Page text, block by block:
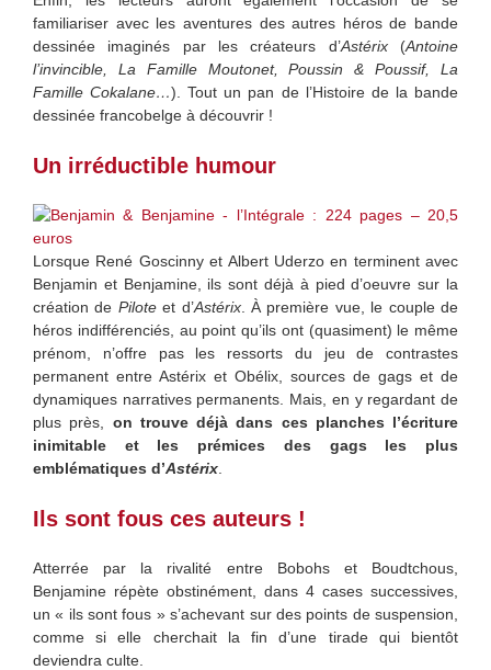
familiariser avec les aventures des autres héros de bande
dessinée imaginés par les créateurs d’Astérix(Antoine
l’invincible, La Famille Moutonet, Poussin & Poussif, La
Famille Cokalane…). Tout un pan de l’Histoire de la bande
dessinée francobelge à découvrir !
Un irréductible humour
Lorsque René Goscinny et Albert Uderzo en terminent avec
Benjamin et Benjamine, ils sont déjà à pied d’oeuvre sur la
création de Piloteet d’Astérix. À première vue, le couple de
héros indifférenciés, au point qu’ils ont (quasiment) le même
prénom, n’offre pas les ressorts du jeu de contrastes
permanent entre Astérix et Obélix, sources de gags et de
dynamiques narratives permanents. Mais, en y regardant de
plus près, on trouve déjà dans ces planches l’écriture
inimitable et les prémices des gags les plus
emblématiques d’Astérix
Ils sont fous ces auteurs !
Atterrée par la rivalité entre Bobohs et Boudtchous,
Benjamine répète obstinément, dans 4 cases successives,
un « ils sont fous » s’achevant sur des points de suspension,
comme si elle cherchait la fin d’une tirade qui bientôt
deviendra culte.